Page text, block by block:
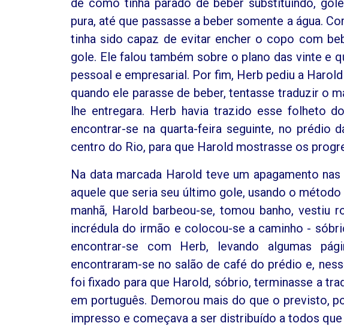
pura, até que passasse a beber somente a água.
tinha sido capaz de evitar encher o copo com
gole. Ele falou também sobre o plano das vinte e
pessoal e empresarial. Por fim, Herb pediu a
quando ele parasse de beber, tentasse traduzir o
lhe entregara. Herb havia trazido esse folheto
encontrar-se na quarta-feira seguinte, no prédio
centro do Rio, para que Harold mostrasse os
Na data marcada Harold teve um apagamento
aquele que seria seu último gole, usando o
manhã, Harold barbeou-se, tomou banho, vestiu
incrédula do irmão e colocou-se a caminho -
encontrar-se com Herb, levando algumas
encontraram-se no salão de café do prédio e,
foi fixado para que Harold, sóbrio, terminasse a
em português. Demorou mais do que o previsto,
impresso e começava a ser distribuído a todos